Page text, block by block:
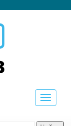
Toggle